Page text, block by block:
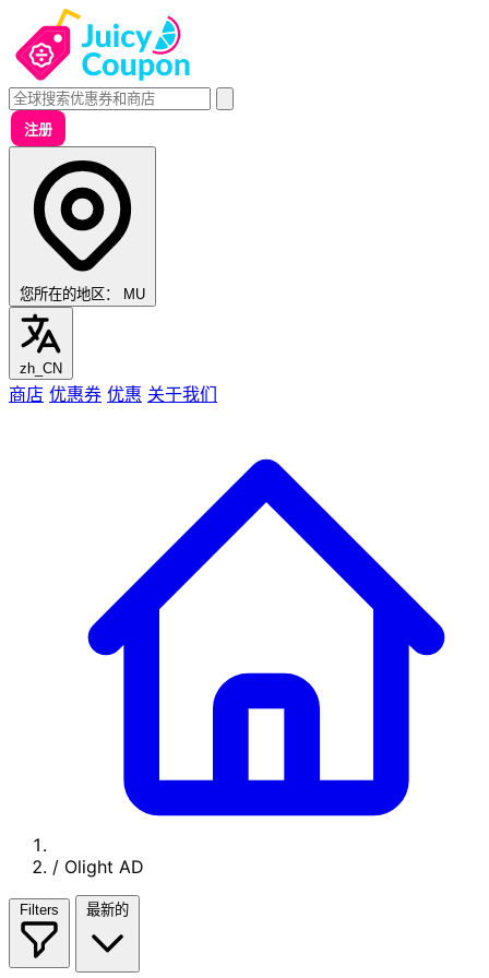
注册
您所在的地区： MU
zh_CN
商店 优惠券 优惠 关于我们
/ Olight AD
Filters 最新的